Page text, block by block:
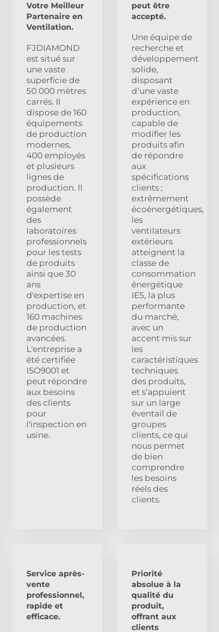
Votre Meilleur
Partenaire en
Ventilation.
FJDIAMOND
est situé sur
une vaste
superficie de
50 000 mètres
carrés. Il
dispose de 160
équipements
de production
modernes,
400 employés
et plusieurs
lignes de
production. Il
possède
également
des
laboratoires
professionnels
pour les tests
de produits
ainsi que 30
ans
d'expertise en
production, et
160 machines
de production
avancées.
L'entreprise a
été certifiée
ISO9001 et
peut répondre
aux besoins
des clients
pour
l'inspection en
usine.
peut être
accepté.
Une équipe de
recherche et
développement
solide,
disposant
d’une vaste
expérience en
production,
capable de
modifier les
produits afin
de répondre
aux
spécifications
clients ;
extrêmement
écoénergétiques,
les
ventilateurs
extérieurs
atteignent la
classe de
consommation
énergétique
IE5, la plus
performante
du marché,
avec un
accent mis sur
les
caractéristiques
techniques
des produits,
et s’appuient
sur un large
éventail de
groupes
clients, ce qui
nous permet
de bien
comprendre
les besoins
réels des
clients.
Service après-
vente
professionnel,
rapide et
efficace.
Priorité
absolue à la
qualité du
produit,
offrant aux
clients